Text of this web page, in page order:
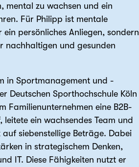
mental zu wachsen und ein
Für Philipp ist mentale
persönliches Anliegen, sondern
nachhaltigen und gesunden
in Sportmanagement und -
Deutschen Sporthochschule Köln
Familienunternehmen eine B2B-
ein wachsendes Team und
auf siebenstellige Beträge. Dabei
in strategischem Denken,
IT. Diese Fähigkeiten nutzt er